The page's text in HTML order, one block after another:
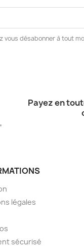
vous désabonner à tout
Payez en
légales
sécurisé